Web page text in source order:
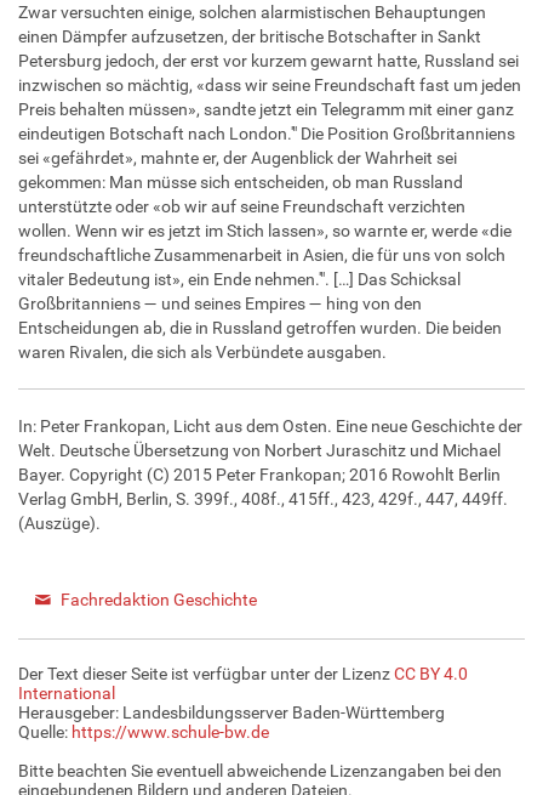
Zwar versuchten einige, solchen alarmistischen Behauptungen
einen Dämpfer aufzusetzen, der britische Botschafter in Sankt
Petersburg jedoch, der erst vor kurzem gewarnt hatte, Russland sei
inzwischen so mächtig, «dass wir seine Freundschaft fast um jeden
Preis behalten müssen», sandte jetzt ein Telegramm mit einer ganz
eindeutigen Botschaft nach London.'" Die Position Großbritanniens
sei «gefährdet», mahnte er, der Augenblick der Wahrheit sei
gekommen: Man müsse sich entscheiden, ob man Russland
unterstützte oder «ob wir auf seine Freundschaft verzichten
wollen. Wenn wir es jetzt im Stich lassen», so warnte er, werde «die
freundschaftliche Zusammenarbeit in Asien, die für uns von solch
vitaler Bedeutung ist», ein Ende nehmen.'". […] Das Schicksal
Großbritanniens — und seines Empires — hing von den
Entscheidungen ab, die in Russland getroffen wurden. Die beiden
waren Rivalen, die sich als Verbündete ausgaben.
In: Peter Frankopan, Licht aus dem Osten. Eine neue Geschichte der
Welt. Deutsche Übersetzung von Norbert Juraschitz und Michael
Bayer. Copyright (C) 2015 Peter Frankopan; 2016 Rowohlt Berlin
Verlag GmbH, Berlin, S. 399f., 408f., 415ff., 423, 429f., 447, 449ff.
(Auszüge).
Fachredaktion Geschichte
Der Text dieser Seite ist verfügbar unter der LizenzCC BY 4.0
International
Herausgeber: Landesbildungsserver Baden-Württemberg
Quelle: https://www.schule-bw.de
Bitte beachten Sie eventuell abweichende Lizenzangaben bei den
eingebundenen Bildern und anderen Dateien.